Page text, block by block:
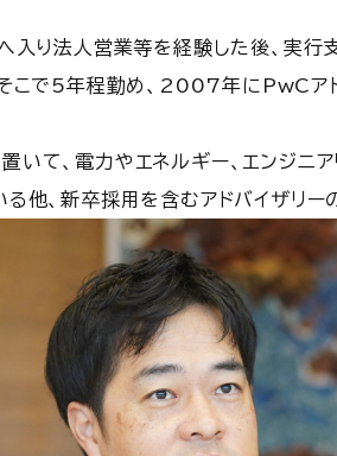
り法人営業等を経験した後、実行
そこで5年程勤め、2007年にPwCア
て、電力やエネルギー、エンジニア
他、新卒採用を含むアドバイザリー